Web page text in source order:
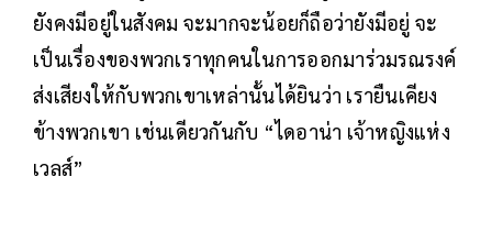
ยังคงมีอยู่ในสังคม จะมากจะน้อยก็ถือว่ายังมีอยู่ จะ
เป็นเรื่องของพวกเราทุกคนในการออกมาร่วมรณรงค์
ส่งเสียงให้กับพวกเขาเหล่านั้นได้ยินว่า เรายืนเคียง
ข้างพวกเขา เช่นเดียวกันกับ “ไดอาน่า เจ้าหญิงแห่ง
เวลส์”